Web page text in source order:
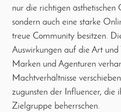
nur die richtigen ästhetischen
sondern auch eine starke
treue Community besitzen.
Auswirkungen auf die Art
Marken und Agenturen
Machtverhältnisse
zugunsten der Influencer, die
Zielgruppe beherrschen.